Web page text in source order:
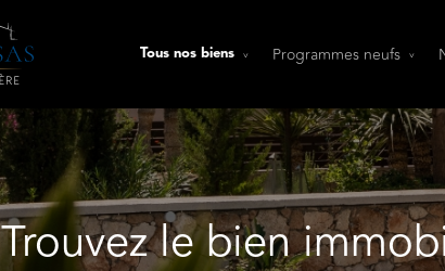
Tous nos biens Programmes neufs
Trouvez le bien